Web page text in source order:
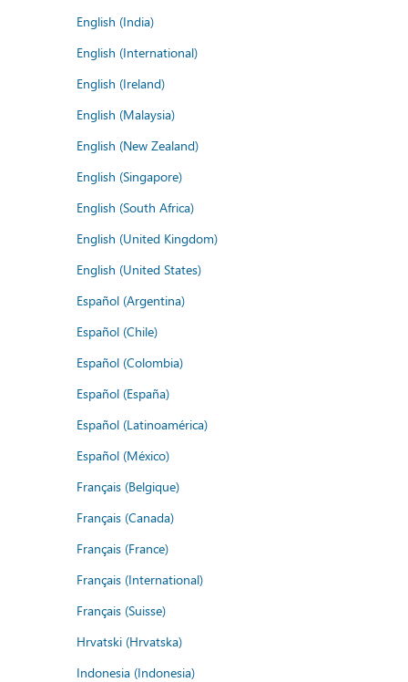
English (India)
English (International)
English (Ireland)
English (Malaysia)
English (New Zealand)
English (Singapore)
English (South Africa)
English (United Kingdom)
English (United States)
Español (Argentina)
Español (Chile)
Español (Colombia)
Español (España)
Español (Latinoamérica)
Español (México)
Français (Belgique)
Français (Canada)
Français (France)
Français (International)
Français (Suisse)
Hrvatski (Hrvatska)
Indonesia (Indonesia)